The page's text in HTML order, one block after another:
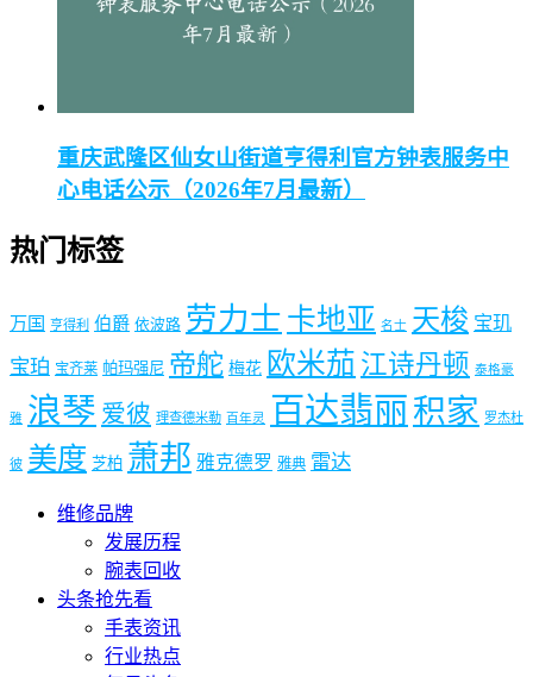
重庆武隆区仙女山街道亨得利官方钟表服务中
心电话公示（2026年7月最新）
热门标签
万国 亨得利 伯爵 依波路 劳力士 卡地亚 名士 天梭 宝玑
宝珀 宝齐莱 帕玛强尼 帝舵 梅花 欧米茄 江诗丹顿 泰格豪
雅 浪琴 爱彼 理查德米勒 百年灵 百达翡丽 积家 罗杰杜
彼 美度 芝柏 萧邦 雅克德罗 雅典 雷达
维修品牌
发展历程
腕表回收
头条抢先看
手表资讯
行业热点